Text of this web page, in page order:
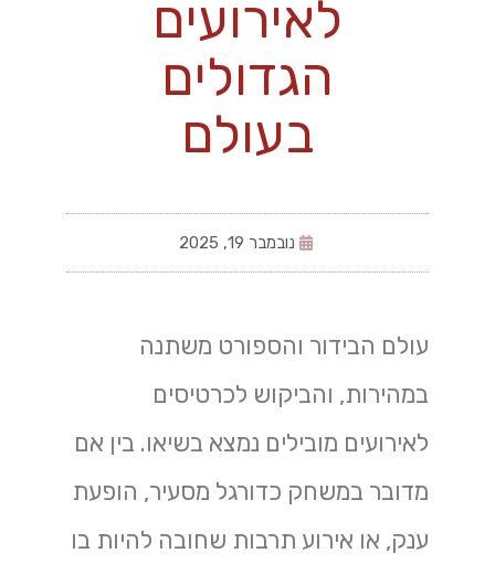
לאירועים
הגדולים
בעולם
נובמבר 19, 2025
עולם הבידור והספורט משתנה
במהירות, והביקוש לכרטיסים
לאירועים מובילים נמצא בשיאו. בין אם
מדובר במשחק כדורגל מסעיר, הופעת
ענק, או אירוע תרבות שחובה להיות בו